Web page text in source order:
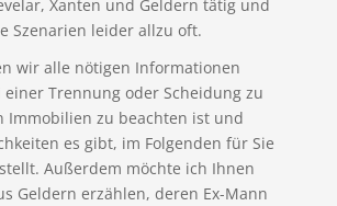
Xanten und Geldern tätig und
Szenarien leider allzu oft.
wir alle nötigen Informationen
einer Trennung oder Scheidung zu
Immobilien zu beachten ist und
es gibt, im Folgenden für Sie
Außerdem möchte ich Ihnen
Geldern erzählen, deren Ex-Mann